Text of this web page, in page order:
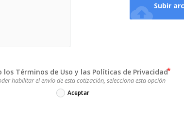
cloud_uploadSubir
los Términos de Uso y las Políticas de Privacidad
habilitar el envío de esta cotización, selecciona esta opción
Aceptar